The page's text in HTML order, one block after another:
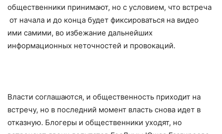
общественники принимают, но с условием, что встреча
от начала и до конца будет фиксироваться на видео
ими самими, во избежание дальнейших
информационных неточностей и провокаций.
Власти соглашаются, и общественность приходит на
встречу, но в последний момент власть снова идет в
отказную. Блогеры и общественники уходят, но